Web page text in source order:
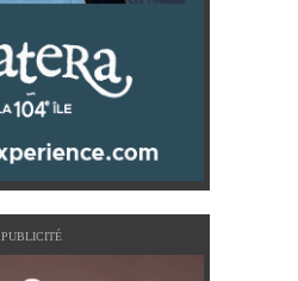
PUBLICITÉ